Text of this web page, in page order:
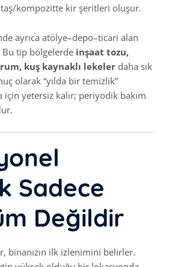
taş/kompozitte kir şeritleri oluşur.
ayrıca atölye–depo–ticari alan
tip bölgelerde inşaat tozu,
kuş kaynaklı lekeler daha sık
olarak “yılda bir temizlik”
için yetersiz kalır; periyodik bakım
Sadece
Değildir
binanızın ilk izlenimini belirler.